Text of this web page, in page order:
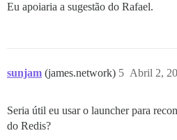
Eu apoiaria a sugestão do Rafael.
sunjam (james.network) Abril 2,
5
Seria útil eu usar o launcher para
do Redis?